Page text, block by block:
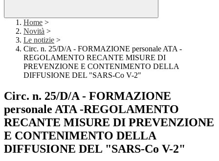
Home >
Novità >
Le notizie >
Circ. n. 25/D/A - FORMAZIONE personale ATA -
REGOLAMENTO RECANTE MISURE DI
PREVENZIONE E CONTENIMENTO DELLA
DIFFUSIONE DEL "SARS-Co V-2"
Circ. n. 25/D/A - FORMAZIONE
personale ATA -REGOLAMENTO
RECANTE MISURE DI PREVENZIONE
E CONTENIMENTO DELLA
DIFFUSIONE DEL "SARS-Co V-2"